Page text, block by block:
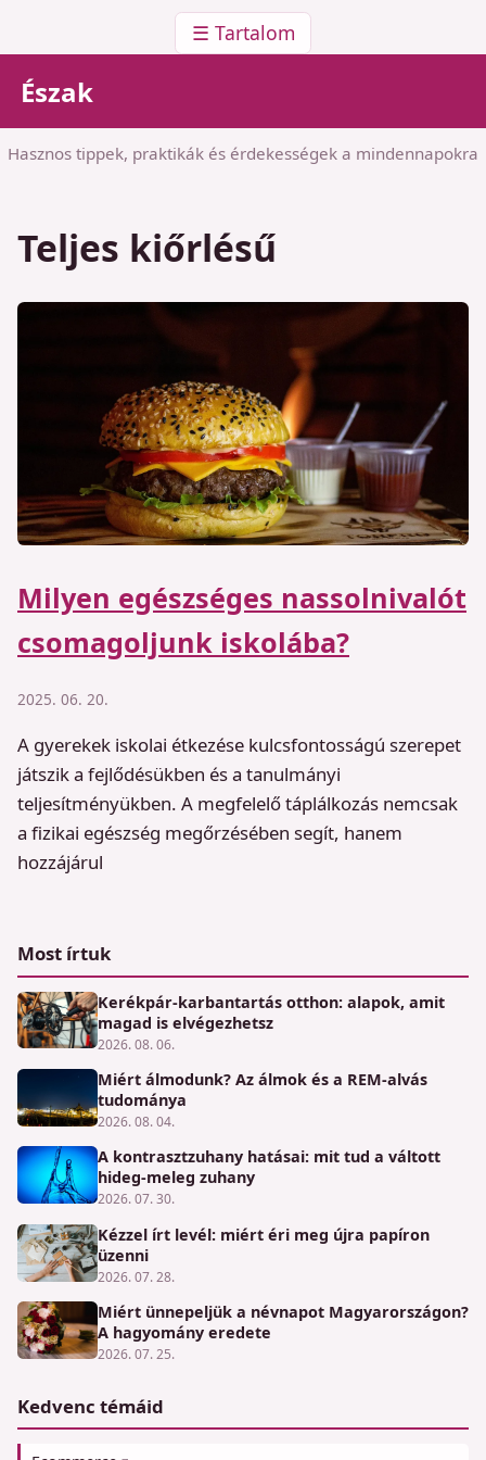
☰ Tartalom
Észak
Hasznos tippek, praktikák és érdekességek a mindennapokra
Teljes kiőrlésű
Milyen egészséges nassolnivalót
csomagoljunk iskolába?
2025. 06. 20.
A gyerekek iskolai étkezése kulcsfontosságú szerepet
játszik a fejlődésükben és a tanulmányi
teljesítményükben. A megfelelő táplálkozás nemcsak
a fizikai egészség megőrzésében segít, hanem
hozzájárul
Most írtuk
Kerékpár-karbantartás otthon: alapok, amit
magad is elvégezhetsz
2026. 08. 06.
Miért álmodunk? Az álmok és a REM-alvás
tudománya
2026. 08. 04.
A kontrasztzuhany hatásai: mit tud a váltott
hideg-meleg zuhany
2026. 07. 30.
Kézzel írt levél: miért éri meg újra papíron
üzenni
2026. 07. 28.
Miért ünnepeljük a névnapot Magyarországon?
A hagyomány eredete
2026. 07. 25.
Kedvenc témáid